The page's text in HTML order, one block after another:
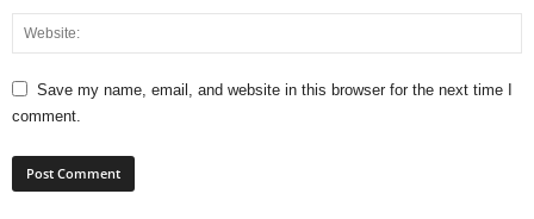
Save my name, email, and website in this browser for the next time I
comment.